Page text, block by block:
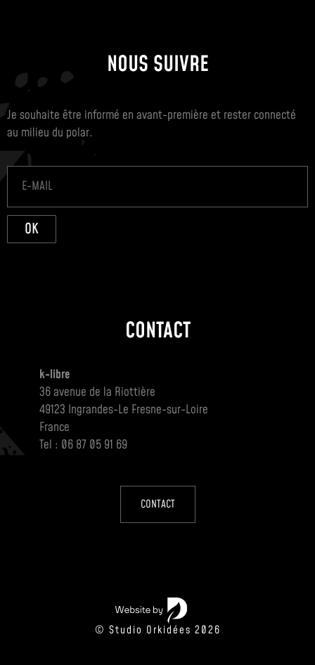
NOUS SUIVRE
Je souhaite être informé en avant-première et rester connecté
au milieu du polar.
OK
CONTACT
k-libre
36 avenue de la Riottière
49123 Ingrandes-Le Fresne-sur-Loire
France
Tel : 06 87 05 91 69
CONTACT
© Studio Orkidées 2026